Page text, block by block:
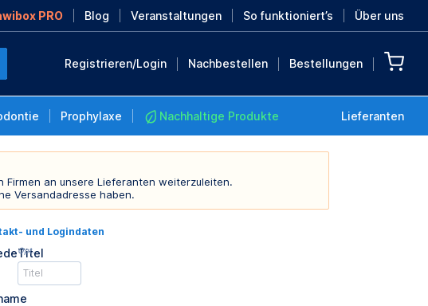
PRO Blog Veranstaltungen So funktioniert’s Über uns
Registrieren/Login Nachbestellen Bestellungen
Prophylaxe Nachhaltige Produkte Lieferanten
an unsere Lieferanten weiterzuleiten.
Versandadresse haben.
und Logindaten
Titel
Opt.